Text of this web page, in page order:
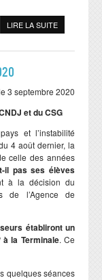
LIRE LA SUITE
3 septembre 2020
et du CSG
et l’instabilité
4 août dernier, la
celle des années
il pas ses élèves
à la décision du
de l’Agence de
établiront un
à la Terminale. Ce
quelques séances